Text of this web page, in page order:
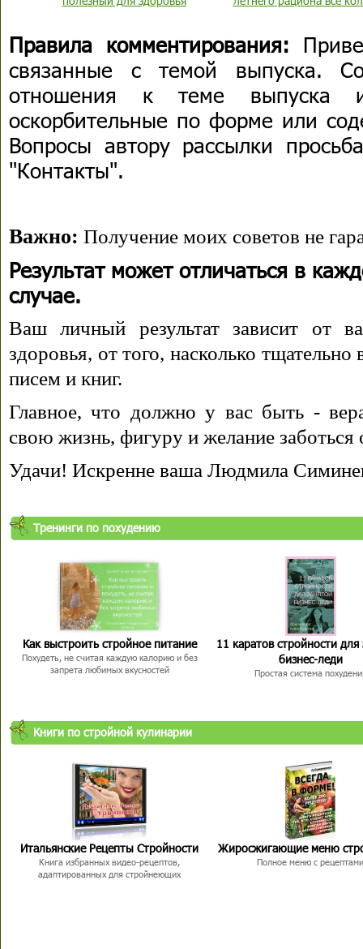
Правила комментирования:
связанные с темой выпуска.
отношения к теме выпуска
оскорбительные по форме или
Вопросы автору рассылки
"Контакты".
Важно: Получение моих советов не
Результат может отличаться в
случае.
Ваш личный результат зависит от
здоровья, от того, насколько
писем и книг.
Главное, что должно у вас быть -
свою жизнь, фигуру и желание заботься
Удачи! Искренне ваша Людмила
Тренинги по похудению
Как выстроить стройное питание
Похудеть, не считая каждую калорию и без
запрета любимых вкусностей
11 каратов стройности для
бизнес-леди
Простая система
Книги по стройной кулинарии
Итальянские Рецепты Стройности
Книга избранных видео-рецептов,
адаптированных для стройнеющих
Жиросжигающие меню
Полное меню с рецептами